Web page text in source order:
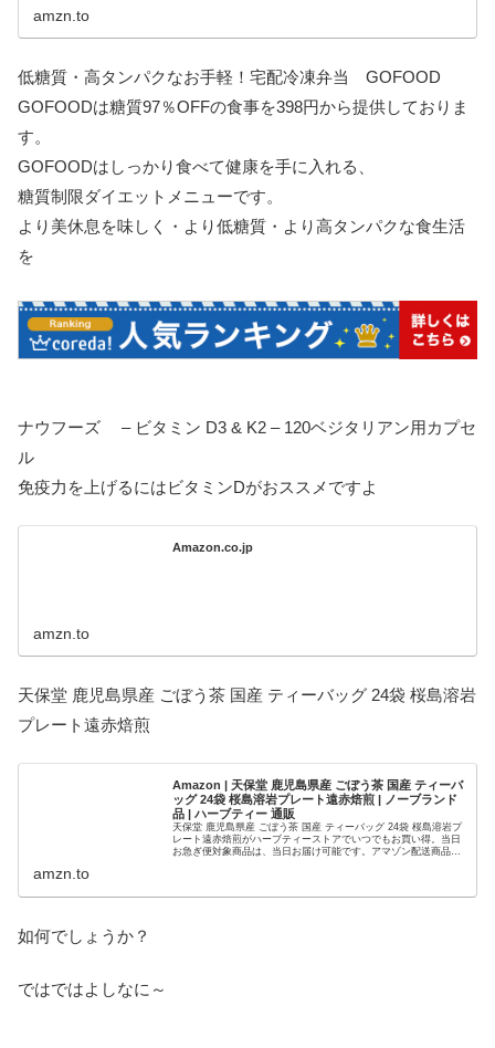
amzn.to
低糖質・高タンパクなお手軽！宅配冷凍弁当 GOFOOD
GOFOODは糖質97％OFFの食事を398円から提供しておりま
す。
GOFOODはしっかり食べて健康を手に入れる、
糖質制限ダイエットメニューです。
より美休息を味しく・より低糖質・より高タンパクな食生活
を
ナウフーズ – ビタミン D3 & K2 – 120ベジタリアン用カプセ
ル
免疫力を上げるにはビタミンDがおススメですよ
Amazon.co.jp
amzn.to
天保堂 鹿児島県産 ごぼう茶 国産 ティーバッグ 24袋 桜島溶岩
プレート遠赤焙煎
Amazon | 天保堂 鹿児島県産 ごぼう茶 国産 ティーバ
ッグ 24袋 桜島溶岩プレート遠赤焙煎 | ノーブランド
品 | ハーブティー 通販
天保堂 鹿児島県産 ごぼう茶 国産 ティーバッグ 24袋 桜島溶岩プ
レート遠赤焙煎がハーブティーストアでいつでもお買い得。当日
お急ぎ便対象商品は、当日お届け可能です。アマゾン配送商品
amzn.to
如何でしょうか？
ではではよしなに～